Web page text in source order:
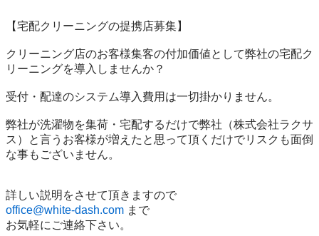
【宅配クリーニングの提携店募集】
クリーニング店のお客様集客の付加価値として弊社の宅配ク
リーニングを導入しませんか？
受付・配達のシステム導入費用は一切掛かりません。
弊社が洗濯物を集荷・宅配するだけで弊社（株式会社ラクサ
ス）と言うお客様が増えたと思って頂くだけでリスクも面倒
な事もございません。
office@white-dash.com まで
お気軽にご連絡下さい。